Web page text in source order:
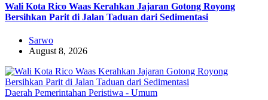
Wali Kota Rico Waas Kerahkan Jajaran Gotong Royong
Bersihkan Parit di Jalan Taduan dari Sedimentasi
Sarwo
August 8, 2026
Daerah Pemerintahan Peristiwa - Umum